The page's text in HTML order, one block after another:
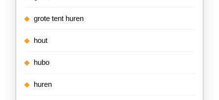
grote tent huren
hout
hubo
huren